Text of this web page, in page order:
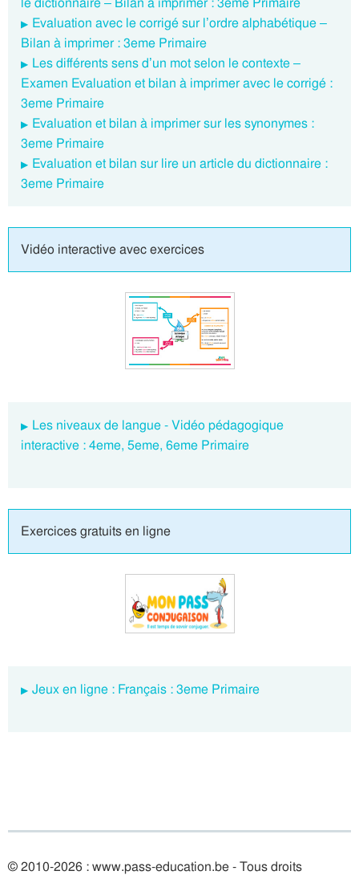
Evaluation avec le corrigé sur l’ordre alphabétique –
Bilan à imprimer : 3eme Primaire
Les différents sens d’un mot selon le contexte –
Examen Evaluation et bilan à imprimer avec le corrigé :
3eme Primaire
Evaluation et bilan à imprimer sur les synonymes :
3eme Primaire
Evaluation et bilan sur lire un article du dictionnaire :
3eme Primaire
Vidéo interactive avec exercices
Les niveaux de langue - Vidéo pédagogique
interactive : 4eme, 5eme, 6eme Primaire
Exercices gratuits en ligne
Jeux en ligne : Français : 3eme Primaire
© 2010-2026 : www.pass-education.be - Tous droits